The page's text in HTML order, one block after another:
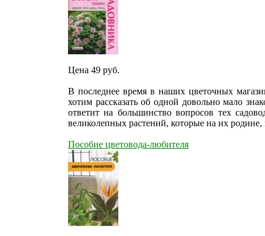
Цена 49 руб.
В последнее время в наших цветочных
хотим рассказать об одной довольно мало
ответит на большинство вопросов тех
великолепных растений, которые на их
Пособие цветовода-любителя